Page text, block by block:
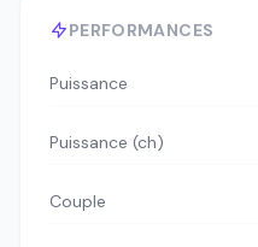
PERFORMANCES
Puissance
Puissance (ch)
Couple